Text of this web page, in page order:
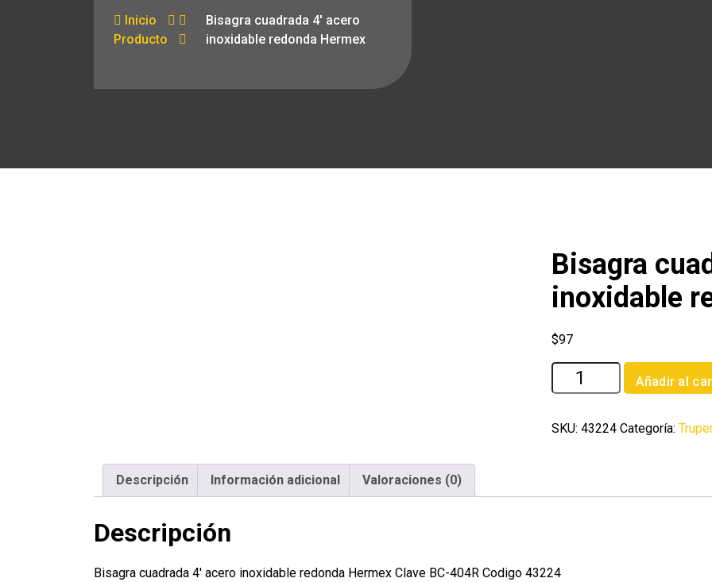
Inicio
Producto
Bisagra cuadrada 4′ acero
inoxidable redonda Hermex
Bisagra
inoxidable
$97
Bisagra
cuadrada
acero
Añadir al
SKU:43224 Categoría:
Descripción Información adicional Valoraciones (0)
Descripción
Bisagra cuadrada 4′ acero inoxidable redonda Hermex Clave BC-404R Codigo 43224